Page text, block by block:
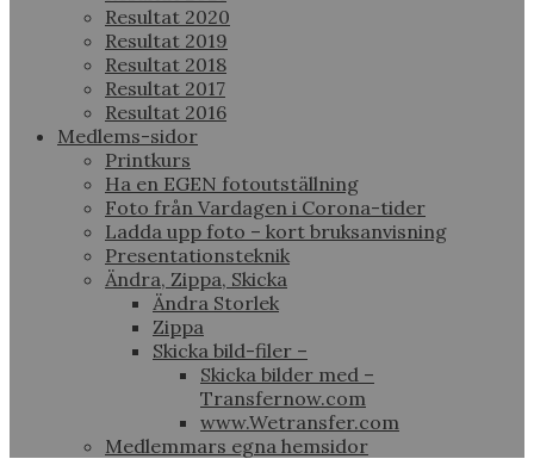
Resultat 2020
Resultat 2019
Resultat 2018
Resultat 2017
Resultat 2016
Medlems-sidor
Printkurs
Ha en EGEN fotoutställning
Foto från Vardagen i Corona-tider
Ladda upp foto – kort bruksanvisning
Presentationsteknik
Ändra, Zippa, Skicka
Ändra Storlek
Zippa
Skicka bild-filer –
Skicka bilder med –
Transfernow.com
www.Wetransfer.com
Medlemmars egna hemsidor